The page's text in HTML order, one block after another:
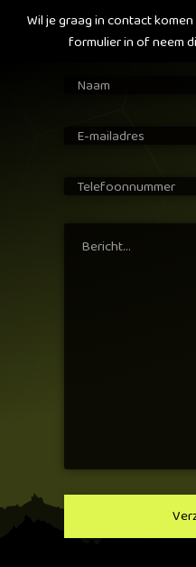
Wil je graag in contact
formulier in of neem